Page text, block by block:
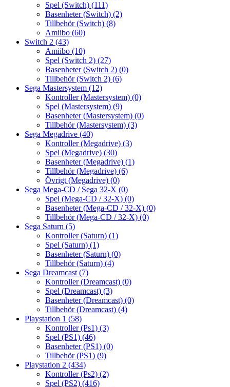
Spel (Switch) (111)
Basenheter (Switch) (2)
Tillbehör (Switch) (8)
Amiibo (60)
Switch 2 (43)
Amiibo (10)
Spel (Switch 2) (27)
Basenheter (Switch 2) (0)
Tillbehör (Switch 2) (6)
Sega Mastersystem (12)
Kontroller (Mastersystem) (0)
Spel (Mastersystem) (9)
Basenheter (Mastersystem) (0)
Tillbehör (Mastersystem) (3)
Sega Megadrive (40)
Kontroller (Megadrive) (3)
Spel (Megadrive) (30)
Basenheter (Megadrive) (1)
Tillbehör (Megadrive) (6)
Övrigt (Megadrive) (0)
Sega Mega-CD / Sega 32-X (0)
Spel (Mega-CD / 32-X) (0)
Basenheter (Mega-CD / 32-X) (0)
Tillbehör (Mega-CD / 32-X) (0)
Sega Saturn (5)
Kontroller (Saturn) (1)
Spel (Saturn) (1)
Basenheter (Saturn) (0)
Tillbehör (Saturn) (4)
Sega Dreamcast (7)
Kontroller (Dreamcast) (0)
Spel (Dreamcast) (3)
Basenheter (Dreamcast) (0)
Tillbehör (Dreamcast) (4)
Playstation 1 (58)
Kontroller (Ps1) (3)
Spel (PS1) (46)
Basenheter (PS1) (0)
Tillbehör (PS1) (9)
Playstation 2 (434)
Kontroller (Ps2) (2)
Spel (PS2) (416)